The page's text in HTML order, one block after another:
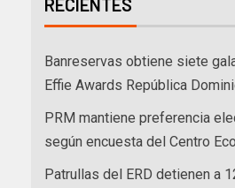
RECIENTES
Banreservas obtiene siete
Effie Awards República
PRM mantiene preferencia
según encuesta del Centro
Patrullas del ERD detienen a